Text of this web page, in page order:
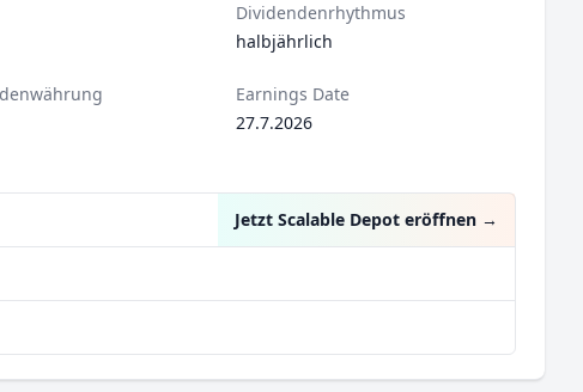
Dividendenrhythmus
halbjährlich
Earnings Date
27.7.2026
Jetzt Scalable Depot eröffnen →